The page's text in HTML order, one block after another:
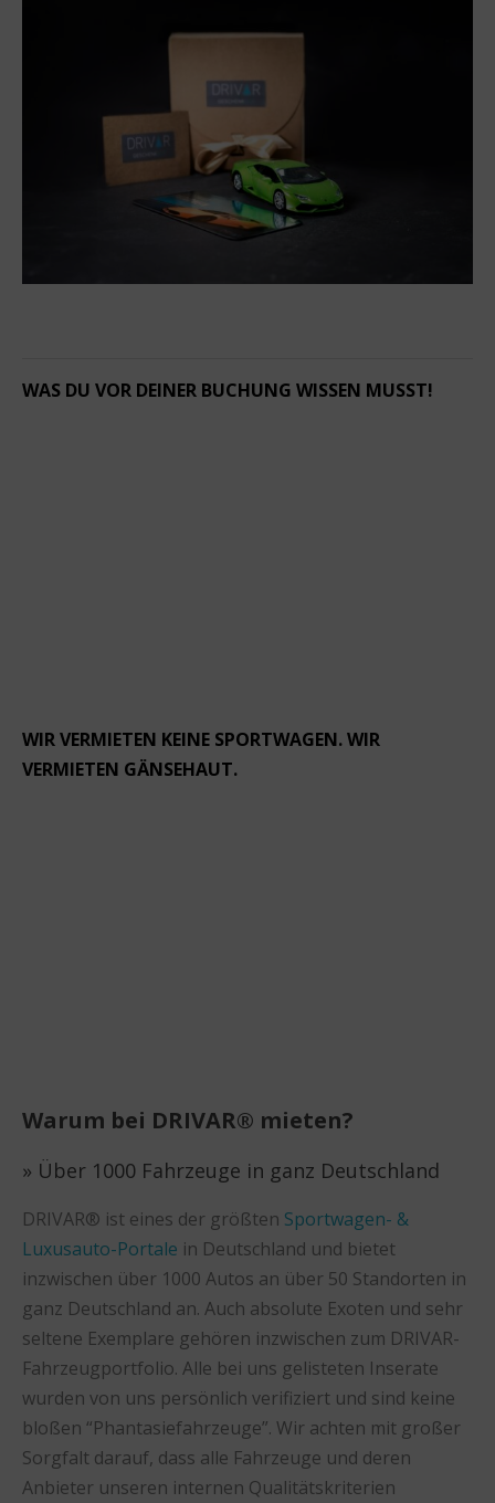
WAS DU VOR DEINER BUCHUNG WISSEN MUSST!
WIR VERMIETEN KEINE SPORTWAGEN. WIR
VERMIETEN GÄNSEHAUT.
Warum bei DRIVAR® mieten?
» Über 1000 Fahrzeuge in ganz Deutschland
DRIVAR® ist eines der größten Sportwagen- &
Luxusauto-Portale in Deutschland und bietet
inzwischen über 1000 Autos an über 50 Standorten in
ganz Deutschland an. Auch absolute Exoten und sehr
seltene Exemplare gehören inzwischen zum DRIVAR-
Fahrzeugportfolio. Alle bei uns gelisteten Inserate
wurden von uns persönlich verifiziert und sind keine
bloßen “Phantasiefahrzeuge”. Wir achten mit großer
Sorgfalt darauf, dass alle Fahrzeuge und deren
Anbieter unseren internen Qualitätskriterien